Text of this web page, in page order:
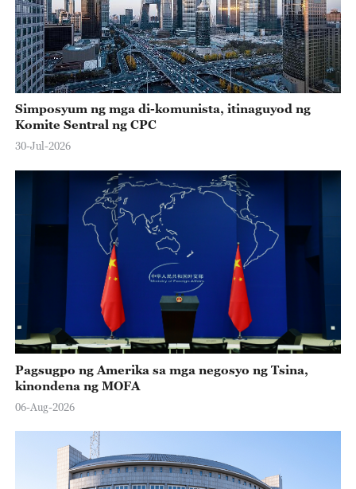
Simposyum ng mga di-komunista, itinaguyod ng
Komite Sentral ng CPC
30-Jul-2026
Pagsugpo ng Amerika sa mga negosyo ng Tsina,
kinondena ng MOFA
06-Aug-2026